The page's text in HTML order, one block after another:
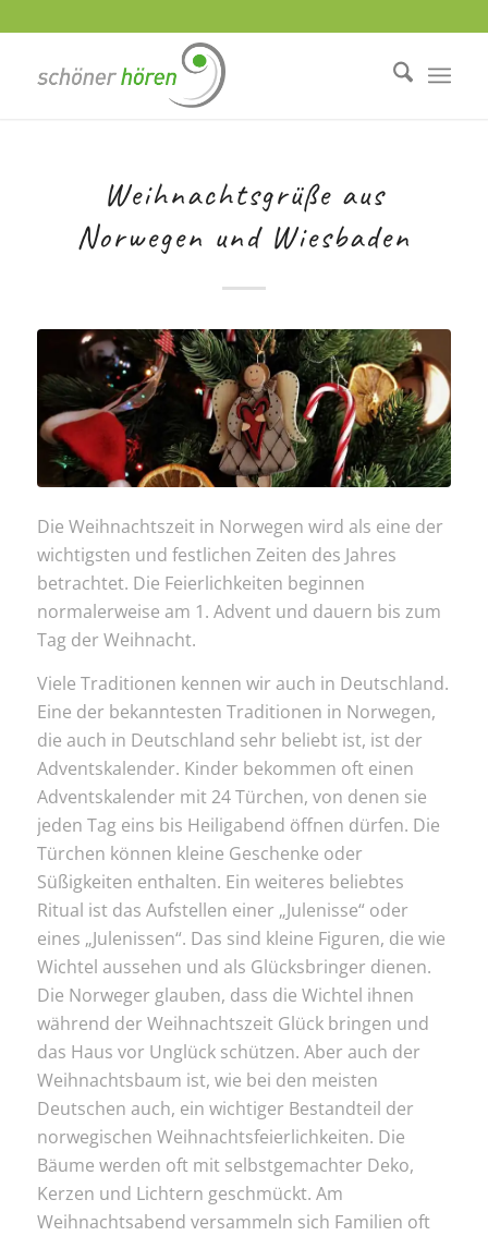
Weihnachtsgrüße aus
Norwegen und Wiesbaden
Die Weihnachtszeit in Norwegen wird als eine der
wichtigsten und festlichen Zeiten des Jahres
betrachtet. Die Feierlichkeiten beginnen
normalerweise am 1. Advent und dauern bis zum
Tag der Weihnacht.
Viele Traditionen kennen wir auch in Deutschland.
Eine der bekanntesten Traditionen in Norwegen,
die auch in Deutschland sehr beliebt ist, ist der
Adventskalender. Kinder bekommen oft einen
Adventskalender mit 24 Türchen, von denen sie
jeden Tag eins bis Heiligabend öffnen dürfen. Die
Türchen können kleine Geschenke oder
Süßigkeiten enthalten. Ein weiteres beliebtes
Ritual ist das Aufstellen einer „Julenisse“ oder
eines „Julenissen“. Das sind kleine Figuren, die wie
Wichtel aussehen und als Glücksbringer dienen.
Die Norweger glauben, dass die Wichtel ihnen
während der Weihnachtszeit Glück bringen und
das Haus vor Unglück schützen. Aber auch der
Weihnachtsbaum ist, wie bei den meisten
Deutschen auch, ein wichtiger Bestandteil der
norwegischen Weihnachtsfeierlichkeiten. Die
Bäume werden oft mit selbstgemachter Deko,
Kerzen und Lichtern geschmückt. Am
Weihnachtsabend versammeln sich Familien oft